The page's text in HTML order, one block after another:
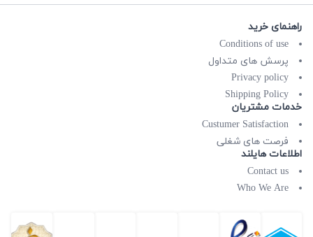
راهنمای خرید
Conditions of use
پرسش های متداول
Privacy policy
Shipping Policy
خدمات مشتریان
Custumer Satisfaction
فرصت های شغلی
اطلاعات هایلند
Contact us
Who We Are